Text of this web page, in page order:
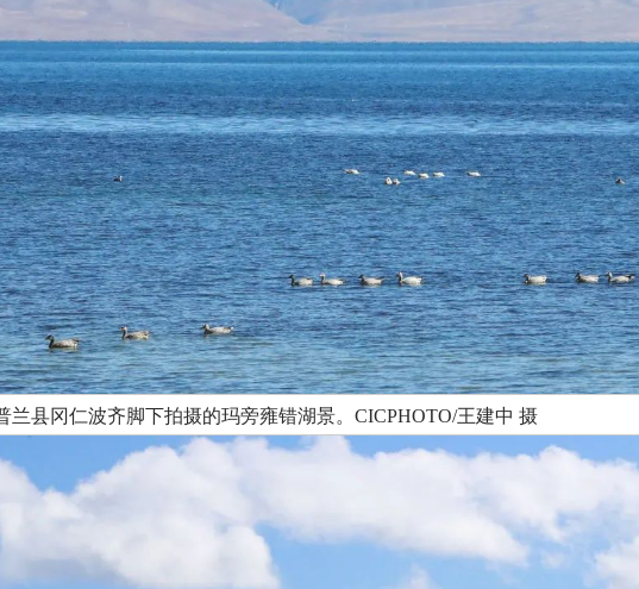
兰县冈仁波齐脚下拍摄的玛旁雍错湖景。CICPHOTO/王建中 摄